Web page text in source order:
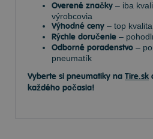
Overené značky – iba
výrobcovia
Výhodné ceny – top
Rýchle doručenie –
Odborné poradenstvo –
pneumatík
Vyberte si pneumatiky na Tire.sk
každého počasia!